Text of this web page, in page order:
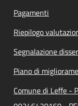
Pagamenti
Riepilogo
Segnalazione
Piano di
Comune di Leffe -